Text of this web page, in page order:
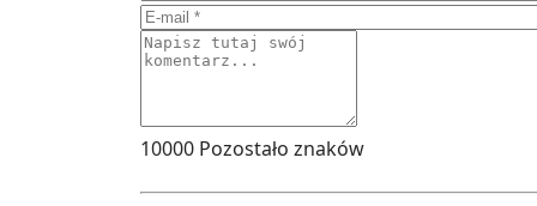
10000 Pozostało znaków